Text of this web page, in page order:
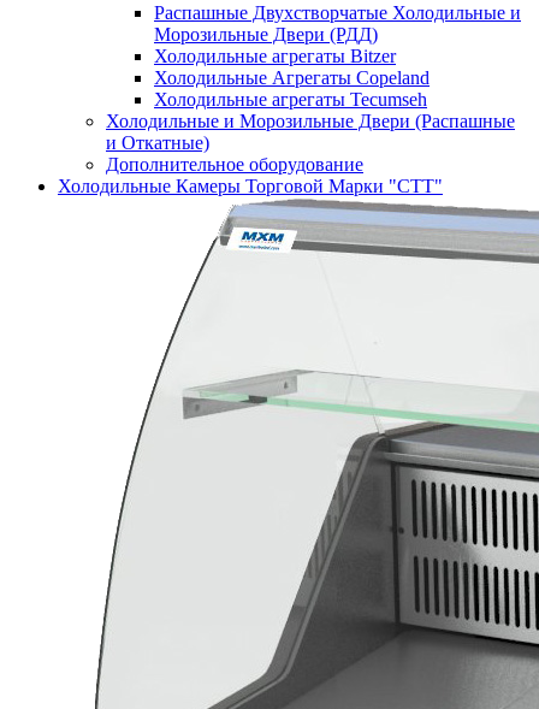
Распашные Двухстворчатые Холодильные и
Морозильные Двери (РДД)
Холодильные агрегаты Bitzer
Холодильные Агрегаты Copeland
Холодильные агрегаты Tecumseh
Холодильные и Морозильные Двери (Распашные
и Откатные)
Дополнительное оборудование
Холодильные Камеры Торговой Марки "СТТ"